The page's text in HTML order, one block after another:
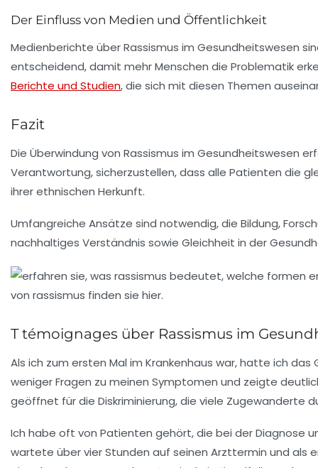
Der Einfluss von Medien und Öffentlichkeit
Medienberichte über Rassismus im Gesundheitswesen
entscheidend, damit mehr Menschen die Problematik
Berichte und Studien, die sich mit diesen Themen
Fazit
Die Überwindung von Rassismus im Gesundheitswesen
Verantwortung, sicherzustellen, dass alle Patienten die
ihrer ethnischen Herkunft.
Umfangreiche Ansätze sind notwendig, die Bildung,
nachhaltiges Verständnis sowie Gleichheit in der
T témoignages über Rassismus im
Als ich zum ersten Mal im Krankenhaus war, hatte ich
weniger Fragen zu meinen Symptomen und zeigte
geöffnet für die Diskriminierung, die viele Zugewanderte
Ich habe oft von Patienten gehört, die bei derDiagnose
wartete über vier Stunden auf seinen Arzttermin und als